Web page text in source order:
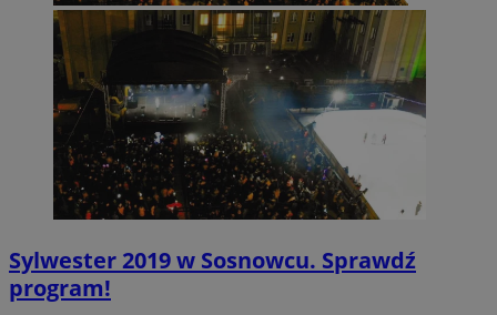
Sylwester 2019 w Sosnowcu. Sprawdź
program!